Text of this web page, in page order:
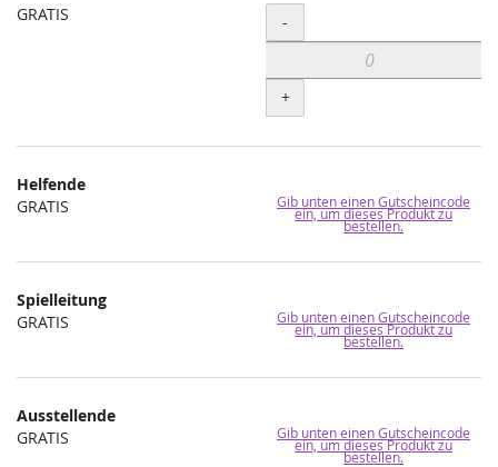
GRATIS
Menge
-
+
Helfende
GRATIS
Gib unten einen Gutscheincode
ein, um dieses Produkt zu
bestellen.
Spielleitung
GRATIS
Gib unten einen Gutscheincode
ein, um dieses Produkt zu
bestellen.
Ausstellende
GRATIS
Gib unten einen Gutscheincode
ein, um dieses Produkt zu
bestellen.